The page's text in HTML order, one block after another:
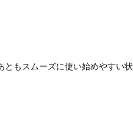
もスムーズに使い始めやすい